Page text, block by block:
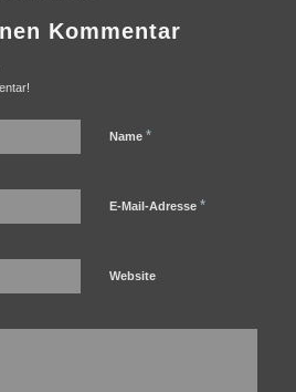
Kommentar
Name *
E-Mail-Adresse *
Website